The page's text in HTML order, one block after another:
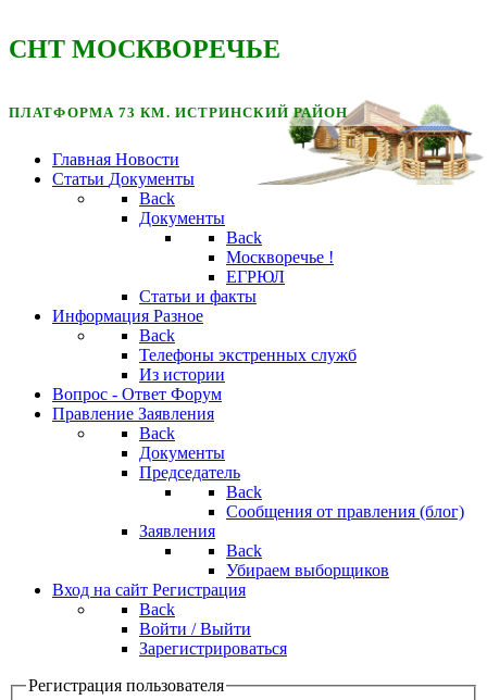
CНТ МОСКВОРЕЧЬЕ
ПЛАТФОРМА 73 КМ. ИСТРИНСКИЙ РАЙОН
Главная Новости
Статьи Документы
Back
Документы
Back
Москворечье !
ЕГРЮЛ
Статьи и факты
Информация Разное
Back
Телефоны экстренных служб
Из истории
Вопрос - Ответ Форум
Правление Заявления
Back
Документы
Председатель
Back
Сообщения от правления (блог)
Заявления
Back
Убираем выборщиков
Вход на сайт Регистрация
Back
Войти / Выйти
Зарегистрироваться
Регистрация пользователя